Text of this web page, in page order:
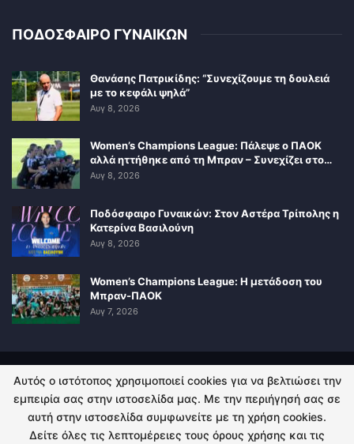
ΠΟΔΟΣΦΑΙΡΟ ΓΥΝΑΙΚΩΝ
Θανάσης Πατρικίδης: “Συνεχίζουμε τη δουλειά
με το κεφάλι ψηλά”
Αυγ 8, 2026
Women’s Champions League: Πάλεψε ο ΠΑΟΚ
αλλά ηττήθηκε από τη Μπραν – Συνεχίζει στο…
Αυγ 8, 2026
Ποδόσφαιρο Γυναικών: Στον Αστέρα Τρίπολης η
Κατερίνα Βασιλούνη
Αυγ 8, 2026
Women’s Champions League: Η μετάδοση του
Μπραν-ΠΑΟΚ
Αυγ 7, 2026
ΠΟΛΙΤΙΚΗ ΑΠΟΡΡΗΤΟΥ ΕΠΙΚΟΙΝΩΝΙΑ
© 2026 - Kingsport.gr. All Rights Reserved.
Αυτός ο ιστότοπος χρησιμοποιεί cookies για να βελτιώσει την
εμπειρία σας στην ιστοσελίδα μας. Με την περιήγησή σας σε
αυτή στην ιστοσελίδα συμφωνείτε με τη χρήση cookies.
Δείτε όλες τις λεπτομέρειες τους όρους χρήσης και τις